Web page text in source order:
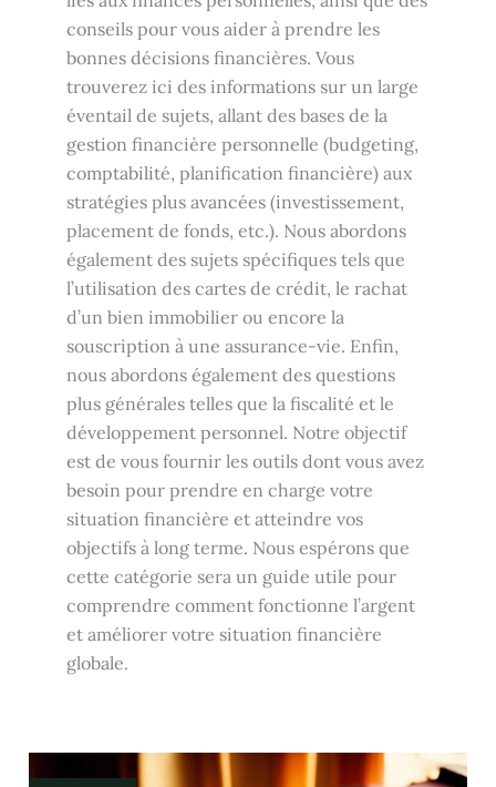
conseils pour vous aider à prendre les
bonnes décisions financières. Vous
trouverez ici des informations sur un large
éventail de sujets, allant des bases de la
gestion financière personnelle (budgeting,
comptabilité, planification financière) aux
stratégies plus avancées (investissement,
placement de fonds, etc.). Nous abordons
également des sujets spécifiques tels que
l’utilisation des cartes de crédit, le rachat
d’un bien immobilier ou encore la
souscription à une assurance-vie. Enfin,
nous abordons également des questions
plus générales telles que la fiscalité et le
développement personnel. Notre objectif
est de vous fournir les outils dont vous avez
besoin pour prendre en charge votre
situation financière et atteindre vos
objectifs à long terme. Nous espérons que
cette catégorie sera un guide utile pour
comprendre comment fonctionne l’argent
et améliorer votre situation financière
globale.